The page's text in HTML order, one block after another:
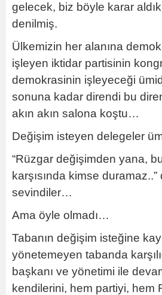
gelecek, biz böyle karar
denilmiş.
Ülkemizin her alanına
işleyen iktidar partisinin
demokrasinin işleyeceği
sonuna kadar direndi bu
akın akın salona koştu…
Değişim isteyen delegeler
“Rüzgar değişimden yana,
karşısında kimse duramaz..”
sevindiler…
Ama öyle olmadı…
Tabanın değişim isteğine
yönetemeyen tabanda
başkanı ve yönetimi ile
kendilerini, hem partiyi, hem